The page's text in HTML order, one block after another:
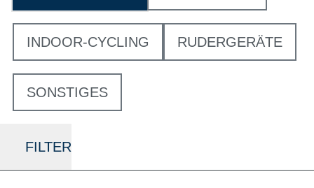
INDOOR-CYCLING RUDERGERÄTE
SONSTIGES
FILTER